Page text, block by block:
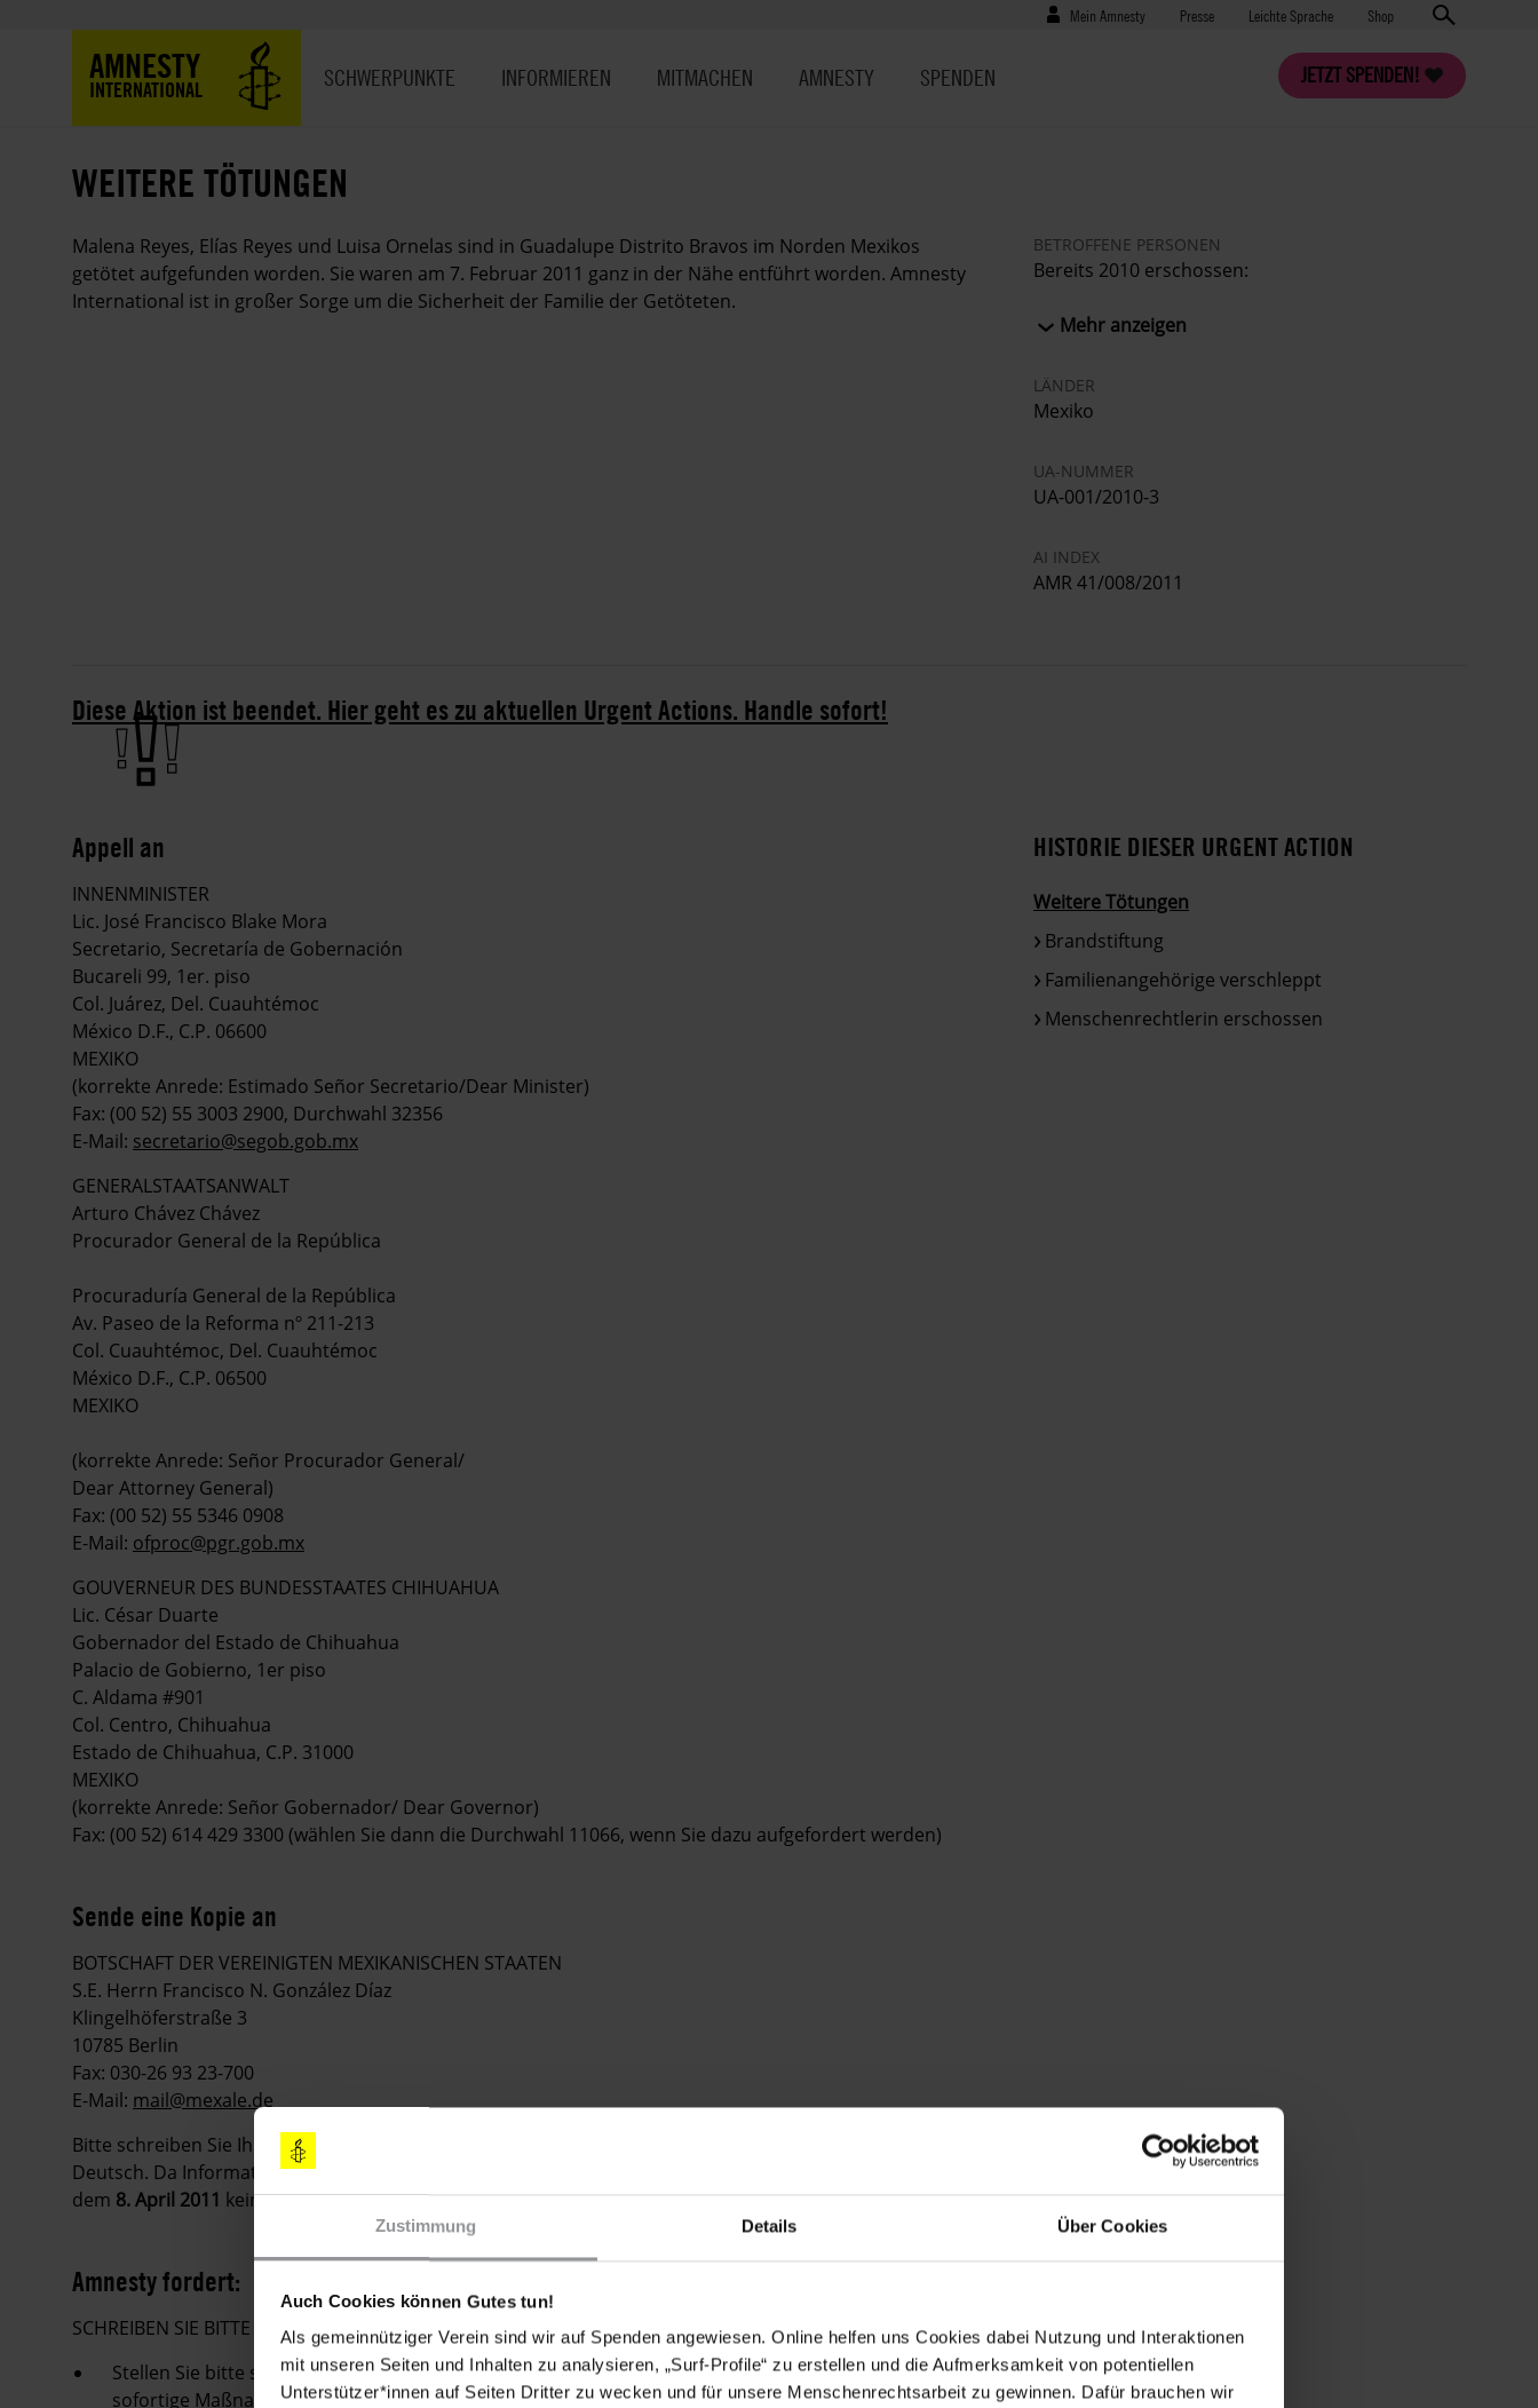
Zustimmung Details Über Cookies
Auch Cookies können Gutes tun!
Als gemeinnütziger Verein sind wir auf Spenden angewiesen. Online helfen uns Cookies dabei Nutzung und Interaktionen
mit unseren Seiten und Inhalten zu analysieren, „Surf-Profile“ zu erstellen und die Aufmerksamkeit von potentiellen
Unterstützer*innen auf Seiten Dritter zu wecken und für unsere Menschenrechtsarbeit zu gewinnen. Dafür brauchen wir
Benutzermenü
Mein Amnesty Presse
Presse Leichte Sprache Shop
AMNESTY
INTERNATIONAL
JETZT SPENDEN!
SCHWERPUNKTE INFORMIEREN MITMACHEN AMNESTY SPENDEN
WEITERE TÖTUNGEN
Malena Reyes, Elías Reyes und Luisa Ornelas sind in Guadalupe Distrito Bravos im Norden Mexikos
getötet aufgefunden worden. Sie waren am 7. Februar 2011 ganz in der Nähe entführt worden. Amnesty
International ist in großer Sorge um die Sicherheit der Familie der Getöteten.
BETROFFENE PERSONEN
Bereits 2010 erschossen:
Tot aufgefunden:
Reyes
Herr ELÍAS REYES, Bruder von Josefina Reyes
In Gefahr:
SARA SALAZAR, Mutter von Josefina Reyes
Mehr anzeigen
LÄNDER
Mexiko
UA-NUMMER
UA-001/2010-3
AI INDEX
AMR 41/008/2011
Diese Aktion ist beendet. Hier geht es zu aktuellen Urgent Actions. Handle sofort!
Appell an
INNENMINISTER
Lic. José Francisco Blake Mora
Secretario, Secretaría de Gobernación
Bucareli 99, 1er. piso
Col. Juárez, Del. Cuauhtémoc
México D.F., C.P. 06600
MEXIKO
(korrekte Anrede: Estimado Señor Secretario/Dear Minister)
Fax: (00 52) 55 3003 2900, Durchwahl 32356
E-Mail: secretario@segob.gob.mx
GENERALSTAATSANWALT
Arturo Chávez Chávez
Procurador General de la República
Procuraduría General de la República
Av. Paseo de la Reforma nº 211-213
Col. Cuauhtémoc, Del. Cuauhtémoc
México D.F., C.P. 06500
MEXIKO
(korrekte Anrede: Señor Procurador General/
Dear Attorney General)
Fax: (00 52) 55 5346 0908
E-Mail: ofproc@pgr.gob.mx
GOUVERNEUR DES BUNDESSTAATES CHIHUAHUA
Lic. César Duarte
Gobernador del Estado de Chihuahua
Palacio de Gobierno, 1er piso
C. Aldama #901
Col. Centro, Chihuahua
Estado de Chihuahua, C.P. 31000
MEXIKO
(korrekte Anrede: Señor Gobernador/ Dear Governor)
Fax: (00 52) 614 429 3300 (wählen Sie dann die Durchwahl 11066, wenn Sie dazu aufgefordert werden)
Sende eine Kopie an
BOTSCHAFT DER VEREINIGTEN MEXIKANISCHEN STAATEN
S.E. Herrn Francisco N. González Díaz
Klingelhöferstraße 3
10785 Berlin
Fax: 030-26 93 23-700
E-Mail: mail@mexale.de
Bitte schreiben Sie Ihre Appelle möglichst sofort. Schreiben Sie in gutem Spanisch, Englisch oder auf
Deutsch. Da Informationen in Urgent Actions schnell an Aktualität verlieren können, bitten wir Sie, nach
dem 8. April 2011 keine Appelle mehr zu verschicken.
Amnesty fordert:
SCHREIBEN SIE BITTE E-MAILS, FAXE ODER LUFTPOSTBRIEFE MIT FOLGENDEN FORDERUNGEN
Stellen Sie bitte sicher, dass in Absprache mit den noch lebenden Angehörigen der Familie Reyes
sofortige Maßnahmen zu deren Schutz eingeleitet werden.
HISTORIE DIESER URGENT ACTION
Weitere Tötungen
Brandstiftung
Familienangehörige verschleppt
Menschenrechtlerin erschossen